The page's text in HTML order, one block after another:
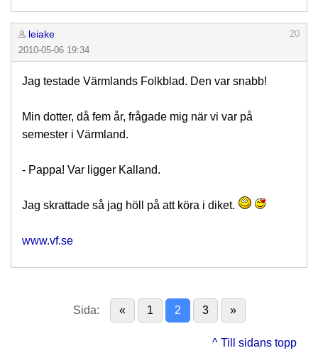
leiake
20
2010-05-06 19:34
Jag testade Värmlands Folkblad. Den var snabb!
Min dotter, då fem år, frågade mig när vi var på
semester i Värmland.
- Pappa! Var ligger Kalland.
Jag skrattade så jag höll på att köra i diket.
www.vf.se
Sida: « 1 2 3 »
^ Till sidans topp